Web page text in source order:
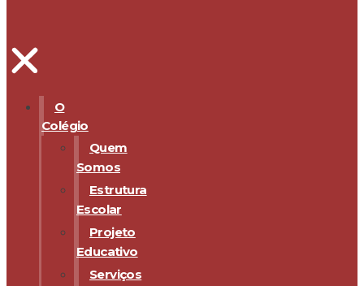
O
Colégio
Quem
Somos
Estrutura
Escolar
Projeto
Educativo
Serviços